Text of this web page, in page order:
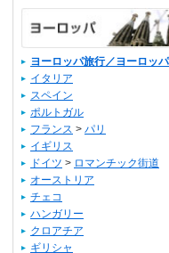
ヨーロッパ旅行／ヨーロッ
イタリア
スペイン
ポルトガル
フランス > パリ
イギリス
ドイツ > ロマンチック街道
オーストリア
チェコ
ハンガリー
クロアチア
ギリシャ